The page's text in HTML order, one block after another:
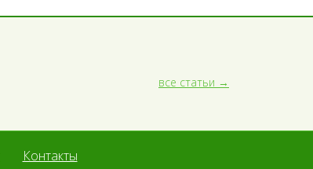
все статьи
Контакты